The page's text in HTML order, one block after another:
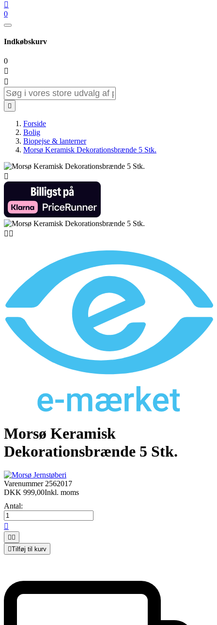

0
Indkøbskurv
0



Forside
Bolig
Biopejse & lanterner
Morsø Keramisk Dekorationsbrænde 5 Stk.

 
Morsø Keramisk
Dekorationsbrænde 5 Stk.
Varenummer 2562017
DKK 999,00Inkl. moms
Antal:

 
Tilføj til kurv